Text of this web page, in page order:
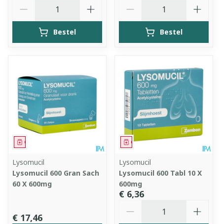
Bestel Bestel
Geneesmiddel
Lysomucil
Lysomucil 600 Gran Sach
60 X 600mg
€ 17,46
Geneesmiddel
Lysomucil
Lysomucil 600 Tabl 10 X
600mg
€ 6,36